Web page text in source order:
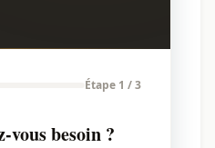
Étape 1 / 3
vous besoin ?